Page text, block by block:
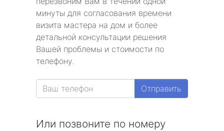
минуты для согласования времени
визита мастера на дом и более
детальной консультации решения
Вашей проблемы и стоимости по
телефону.
Отправить
Или позвоните по номеру